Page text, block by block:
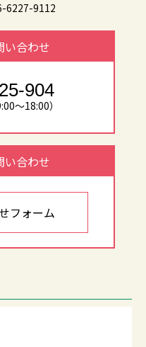
6227-9112
い合わせ
904
～18:00）
い合わせ
フォーム